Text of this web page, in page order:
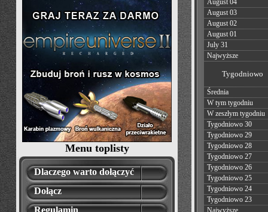
Menu toplisty
Dlaczego warto dołączyć
Dołącz
Regulamin
August 04
August 03
August 02
August 01
July 31
Najwyższe
Tygodniowo
Średnia
W tym tygodniu
W zeszłym tygodniu
Tygodniowo 30
Tygodniowo 29
Tygodniowo 28
Tygodniowo 27
Tygodniowo 26
Tygodniowo 25
Tygodniowo 24
Tygodniowo 23